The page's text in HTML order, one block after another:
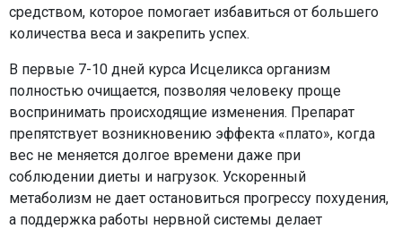
средством, которое помогает избавиться от большего
количества веса и закрепить успех.
В первые 7-10 дней курса Исцеликса организм
полностью очищается, позволяя человеку проще
воспринимать происходящие изменения. Препарат
препятствует возникновению эффекта «плато», когда
вес не меняется долгое времени даже при
соблюдении диеты и нагрузок. Ускоренный
метаболизм не дает остановиться прогрессу похудения,
а поддержка работы нервной системы делает